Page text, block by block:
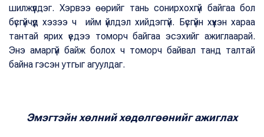
шилжүүлдэг. Хэрвээ өөрийг тань сонирхохгүй байгаа бол
бүсгүйчүүд хэзээ ч ийм үйлдэл хийдэггүй. Бүсгүйн хүүхэн хараа
тантай ярих үедээ томорч байгаа эсэхийг ажиглаарай.
Энэ амаргүй байж болох ч томорч байвал танд талтай
байна гэсэн утгыг агуулдаг.
Эмэгтэйн хөлний хөдөлгөөнийг ажиглах